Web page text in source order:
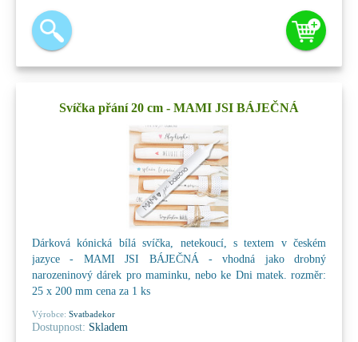
Svíčka přání 20 cm - MAMI JSI BÁJEČNÁ
Dárková kónická bílá svíčka, netekoucí, s textem v českém
jazyce - MAMI JSI BÁJEČNÁ - vhodná jako drobný
narozeninový dárek pro maminku, nebo ke Dni matek. rozměr:
25 x 200 mm cena za 1 ks
Výrobce: Svatbadekor
Dostupnost: Skladem